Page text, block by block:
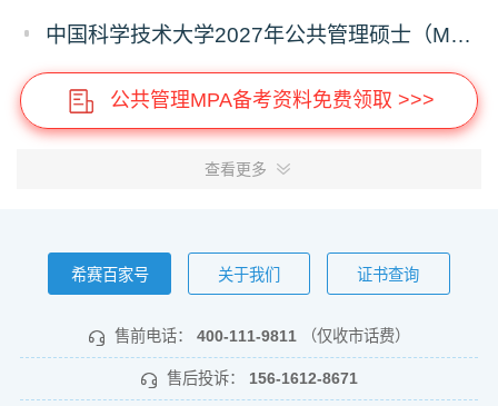
中国科学技术大学2027年公共管理硕士（MPA）专业学位研究生招生通知
公共管理MPA备考资料免费领取 >>>
查看更多
希赛百家号 关于我们 证书查询
售前电话： 400-111-9811 （仅收市话费）
售后投诉： 156-1612-8671